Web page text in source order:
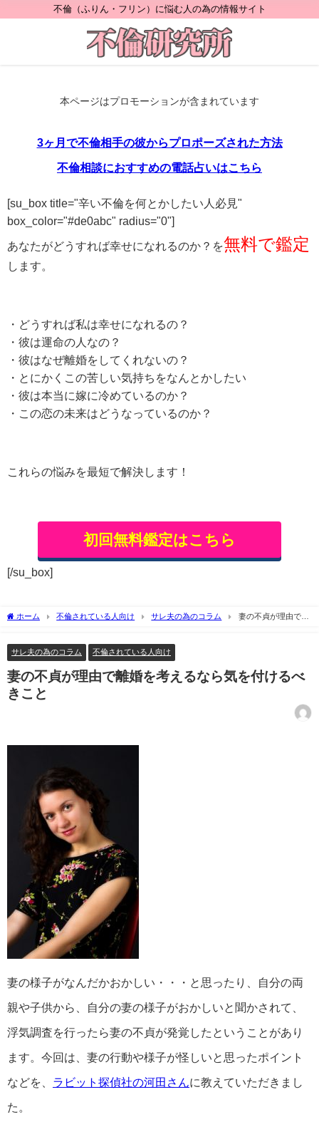
不倫（ふりん・フリン）に悩む人の為の情報サイト
本ページはプロモーションが含まれています
3ヶ月で不倫相手の彼からプロポーズされた方法
不倫相談におすすめの電話占いはこちら
[su_box title="辛い不倫を何とかしたい人必見"
box_color="#de0abc" radius="0"]
あなたがどうすれば幸せになれるのか？を無料で鑑定
します。
・どうすれば私は幸せになれるの？
・彼は運命の人なの？
・彼はなぜ離婚をしてくれないの？
・とにかくこの苦しい気持ちをなんとかしたい
・彼は本当に嫁に冷めているのか？
・この恋の未来はどうなっているのか？
これらの悩みを最短で解決します！
初回無料鑑定はこちら
[/su_box]
ホーム 不倫されている人向け サレ夫の為のコラム
妻の不貞が理由で離
サレ夫の為のコラム 不倫されている人向け
妻の不貞が理由で離婚を考えるなら気を付けるべ
きこと
妻の様子がなんだかおかしい・・・と思ったり、自分の両
親や子供から、自分の妻の様子がおかしいと聞かされて、
浮気調査を行ったら妻の不貞が発覚したということがあり
ます。今回は、妻の行動や様子が怪しいと思ったポイント
などを、 ラビット探偵社の河田さんに教えていただきまし
た。